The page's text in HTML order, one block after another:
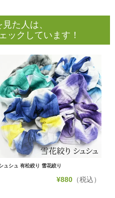
た人は、
ックしています！
ュシュ 有松絞り 雪花絞り
¥880（税込）